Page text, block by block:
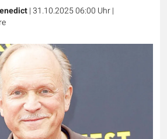
|31.10.2025 06:00 Uhr|